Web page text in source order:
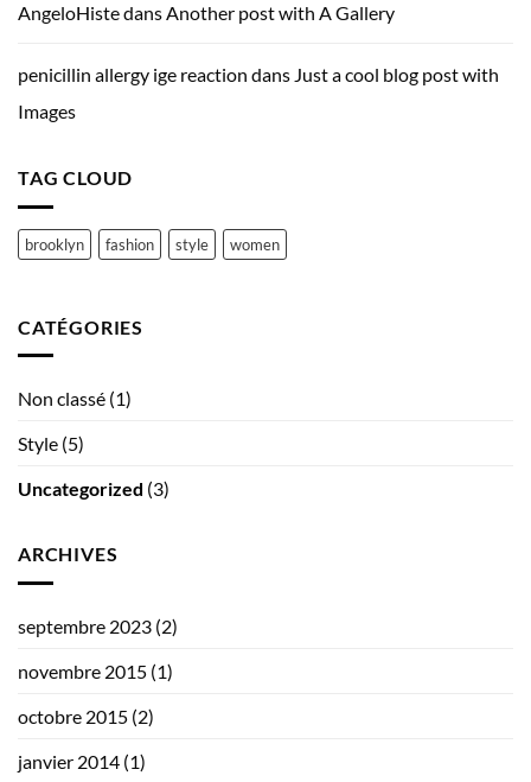
AngeloHistedansAnother post with A Gallery
penicillin allergy ige reaction dans Just a cool blog post with
Images
TAG CLOUD
brooklyn fashion style women
CATÉGORIES
Non classé (1)
Style (5)
Uncategorized (3)
ARCHIVES
septembre 2023 (2)
novembre 2015 (1)
octobre 2015 (2)
janvier 2014 (1)